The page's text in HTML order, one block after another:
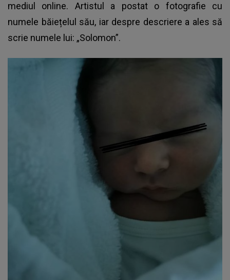
mediul online. Artistul a postat o fotografie cu
numele băiețelul său, iar despre descriere a ales să
scrie numele lui: „Solomon”.